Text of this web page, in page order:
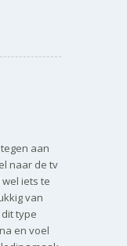
aan
naar de tv
iets te
van
type
en voel